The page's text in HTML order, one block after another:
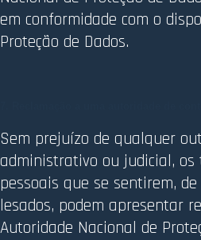
em conformidade com o
Proteção de Dados.
Sem prejuízo de qualquer
administrativo ou judicial, os
pessoais que se sentirem,
lesados, podem apresentar
Autoridade Nacional de